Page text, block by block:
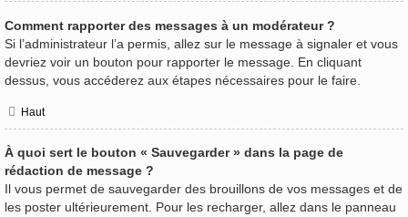
Comment rapporter des messages à un modérateur ?
Si l’administrateur l’a permis, allez sur le message à signaler et vous
devriez voir un bouton pour rapporter le message. En cliquant
dessus, vous accéderez aux étapes nécessaires pour le faire.
Haut
À quoi sert le bouton « Sauvegarder » dans la page de
rédaction de message ?
Il vous permet de sauvegarder des brouillons de vos messages et de
les poster ultérieurement. Pour les recharger, allez dans le panneau